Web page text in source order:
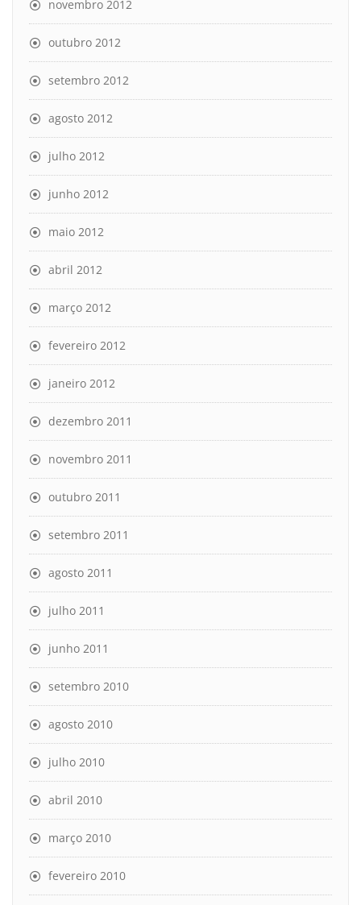
novembro 2012
outubro 2012
setembro 2012
agosto 2012
julho 2012
junho 2012
maio 2012
abril 2012
março 2012
fevereiro 2012
janeiro 2012
dezembro 2011
novembro 2011
outubro 2011
setembro 2011
agosto 2011
julho 2011
junho 2011
setembro 2010
agosto 2010
julho 2010
abril 2010
março 2010
fevereiro 2010